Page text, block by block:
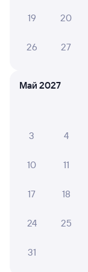
Плацкарт
Новосибирск
Дни следования
Плацкарт
19 20
26 27
Май 2027
3 4
10 11
17 18
24 25
31